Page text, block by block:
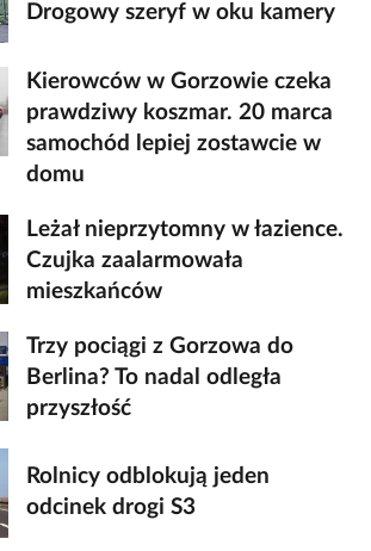
Drogowy szeryf w oku kamery
Kierowców w Gorzowie czeka
prawdziwy koszmar. 20 marca
samochód lepiej zostawcie w
domu
Leżał nieprzytomny w łazience.
Czujka zaalarmowała
mieszkańców
Trzy pociągi z Gorzowa do
Berlina? To nadal odległa
przyszłość
Rolnicy odblokują jeden
odcinek drogi S3